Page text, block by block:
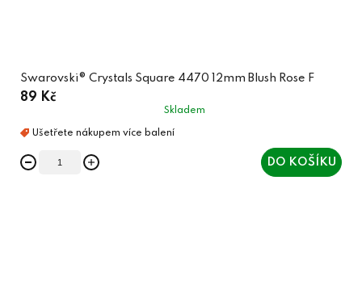
Swarovski® Crystals Square 4470 12mm Blush Rose F
89 Kč
Skladem
DO KOŠÍKU